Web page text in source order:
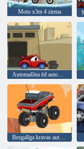
Moto x3m 4 ziema
Automašīna ēd automašīnu 2
Bezgalīga kravas automašīna